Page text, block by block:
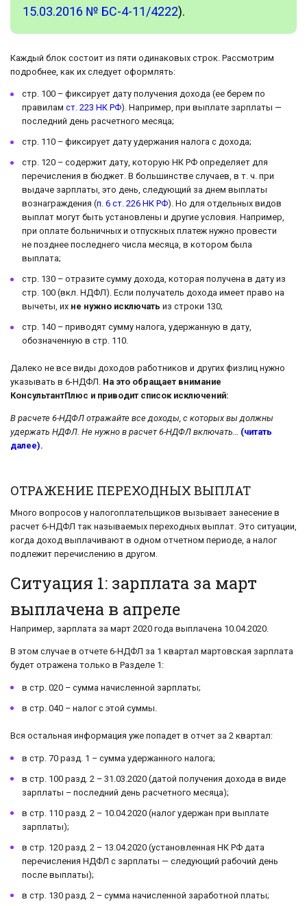
15.03.2016 № БС-4-11/4222).
Каждый блок состоит из пяти одинаковых строк. Рассмотрим
подробнее, как их следует оформлять:
стр. 100 – фиксирует дату получения дохода (ее берем по
правилам ст. 223 НК РФ). Например, при выплате зарплаты —
последний день расчетного месяца;
стр. 110 – фиксирует дату удержания налога с дохода;
стр. 120 – содержит дату, которую НК РФ определяет для
перечисления в бюджет. В большинстве случаев, в т. ч. при
выдаче зарплаты, это день, следующий за днем выплаты
вознаграждения (п. 6 ст. 226 НК РФ). Но для отдельных видов
выплат могут быть установлены и другие условия. Например,
при оплате больничных и отпускных платеж нужно провести
не позднее последнего числа месяца, в котором была
выплата;
стр. 130 – отразите сумму дохода, которая получена в дату из
стр. 100 (вкл. НДФЛ). Если получатель дохода имеет право на
вычеты, их не нужно исключать из строки 130;
стр. 140 – приводят сумму налога, удержанную в дату,
обозначенную в стр. 110.
Далеко не все виды доходов работников и других физлиц нужно
указывать в 6-НДФЛ. На это обращает внимание
КонсультантПлюс и приводит список исключений:
В расчете 6-НДФЛ отражайте все доходы, с которых вы должны
удержать НДФЛ. Не нужно в расчет 6-НДФЛ включать… (читать
далее).
ОТРАЖЕНИЕ ПЕРЕХОДНЫХ ВЫПЛАТ
Много вопросов у налогоплательщиков вызывает занесение в
расчет 6-НДФЛ так называемых переходных выплат. Это ситуации,
когда доход выплачивают в одном отчетном периоде, а налог
подлежит перечислению в другом.
Ситуация 1: зарплата за март
выплачена в апреле
Например, зарплата за март 2020 года выплачена 10.04.2020.
В этом случае в отчете 6-НДФЛ за 1 квартал мартовская зарплата
будет отражена только в Разделе 1:
в стр. 020 – сумма начисленной зарплаты;
в стр. 040 – налог с этой суммы.
Вся остальная информация уже попадет в отчет за 2 квартал:
в стр. 70 разд. 1 – сумма удержанного налога;
в стр. 100 разд. 2 – 31.03.2020 (датой получения дохода в виде
зарплаты – последний день расчетного месяца);
в стр. 110 разд. 2 – 10.04.2020 (налог удержан при выплате
зарплаты);
в стр. 120 разд. 2 – 13.04.2020 (установленная НК РФ дата
перечисления НДФЛ с зарплаты — следующий рабочий день
после выплаты);
в стр. 130 разд. 2 – сумма начисленной заработной платы;